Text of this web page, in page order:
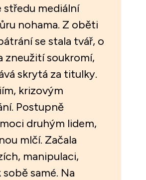
středu mediální
nohama. Z oběti
se stala tvář, o
zneužití soukromí,
skrytá za titulky.
krizovým
Postupně
druhým lidem,
mlčí. Začala
manipulaci,
samé. Na